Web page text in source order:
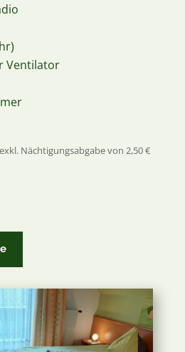
Ventilator
Nächtigungsabgabe von 2,50 €